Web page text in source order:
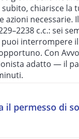
chiarisce la
azioni necessarie.
c.c.: sei
interrompere
Con
adatto — il
il permesso di